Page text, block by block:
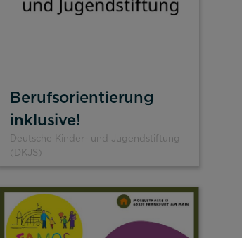
Berufsorientierung
inklusive!
Deutsche Kinder- und Jugendstiftung
(DKJS)